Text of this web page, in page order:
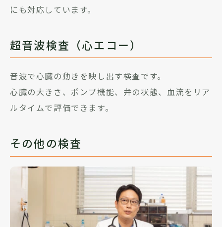
にも対応しています。
超音波検査（心エコー）
音波で心臓の動きを映し出す検査です。
心臓の大きさ、ポンプ機能、弁の状態、血流をリア
ルタイムで評価できます。
その他の検査